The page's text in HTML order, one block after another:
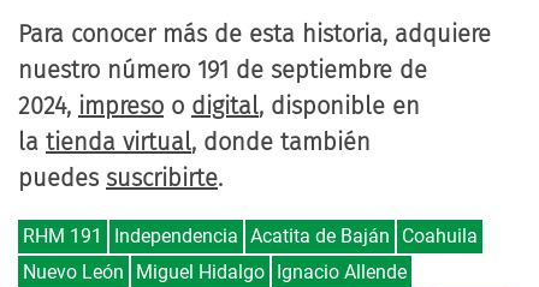
Para conocer más de esta historia, adquiere
nuestro número 191 de septiembre de
2024, impreso o digital, disponible en
la tienda virtual, donde también
puedes suscribirte.
RHM 191 Independencia Acatita de Baján
Coahuila
Nuevo León
Miguel Hidalgo Ignacio Allende